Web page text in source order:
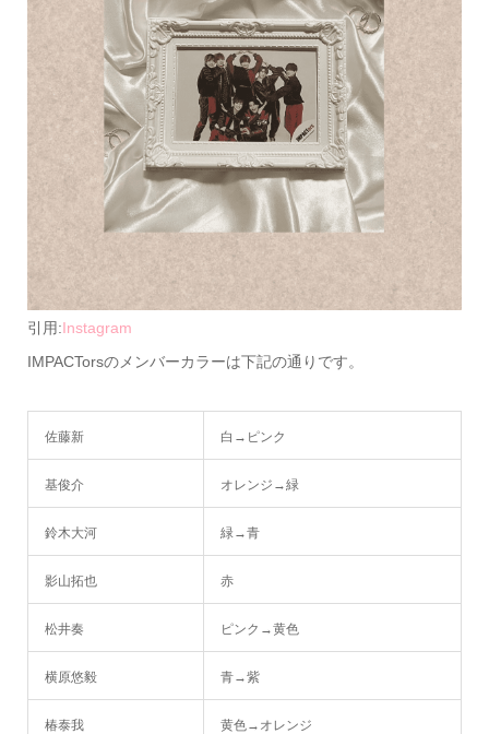
引用:Instagram
IMPACTorsのメンバーカラーは下記の通りです。
佐藤新 白→ピンク
基俊介 オレンジ→緑
鈴木大河 緑→青
影山拓也 赤
松井奏 ピンク→黄色
横原悠毅 青→紫
椿泰我 黄色→オレンジ